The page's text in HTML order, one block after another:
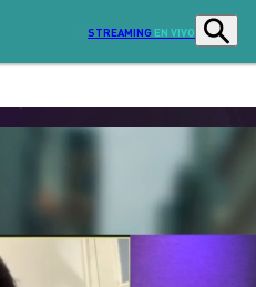
STREAMING EN VIVO
Programas
Actualidad